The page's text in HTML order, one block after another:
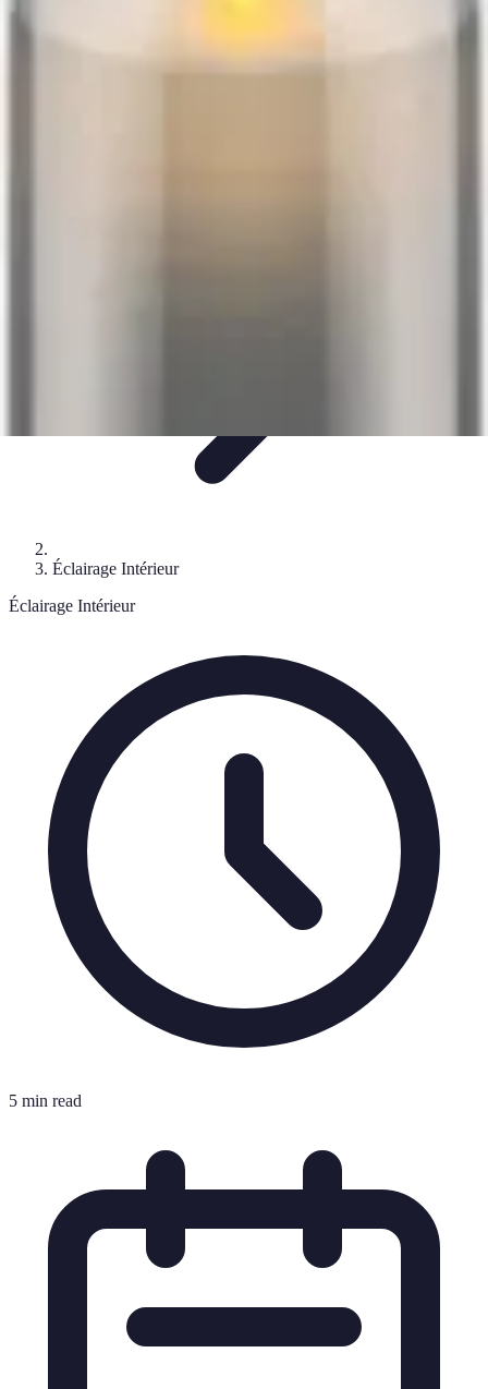
Éclairage Intérieur
Éclairage Intérieur
5 min read